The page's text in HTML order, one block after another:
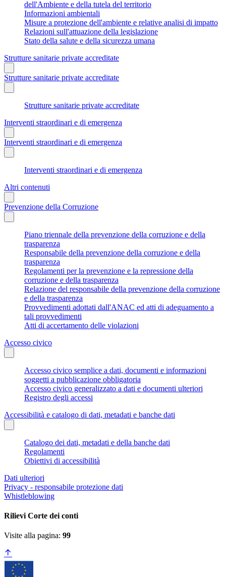
dell'Ambiente e della tutela del territorio
Informazioni ambientali
Misure a protezione dell'ambiente e relative analisi di impatto
Relazioni sull'attuazione della legislazione
Stato della salute e della sicurezza umana
Strutture sanitarie private accreditate
Strutture sanitarie private accreditate
Strutture sanitarie private accreditate
Interventi straordinari e di emergenza
Interventi straordinari e di emergenza
Interventi straordinari e di emergenza
Altri contenuti
Prevenzione della Corruzione
Piano triennale della prevenzione della corruzione e della
trasparenza
Responsabile della prevenzione della corruzione e della
trasparenza
Regolamenti per la prevenzione e la repressione della
corruzione e della trasparenza
Relazione del responsabile della prevenzione della corruzione
e della trasparenza
Provvedimenti adottati dall'ANAC ed atti di adeguamento a
tali provvedimenti
Atti di accertamento delle violazioni
Accesso civico
Accesso civico semplice a dati, documenti e informazioni
soggetti a pubblicazione obbligatoria
Accesso civico generalizzato a dati e documenti ulteriori
Registro degli accessi
Accessibilità e catalogo di dati, metadati e banche dati
Catalogo dei dati, metadati e della banche dati
Regolamenti
Obiettivi di accessibilità
Dati ulteriori
Privacy - responsabile protezione dati
Whistleblowing
Rilievi Corte dei conti
Visite alla pagina: 99